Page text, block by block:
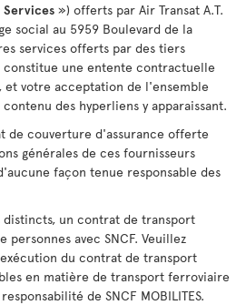
Services ») offerts par Air Transat A.T.
social au 5959 Boulevard de la
services offerts par des tiers
constitue une entente contractuelle
et votre acceptation de l'ensemble
des hyperliens y apparaissant.
de couverture d'assurance offerte
générales de ces fournisseurs
façon tenue responsable des
distincts, un contrat de transport
avec SNCF. Veuillez
du contrat de transport
en matière de transport ferroviaire
de SNCF MOBILITES.